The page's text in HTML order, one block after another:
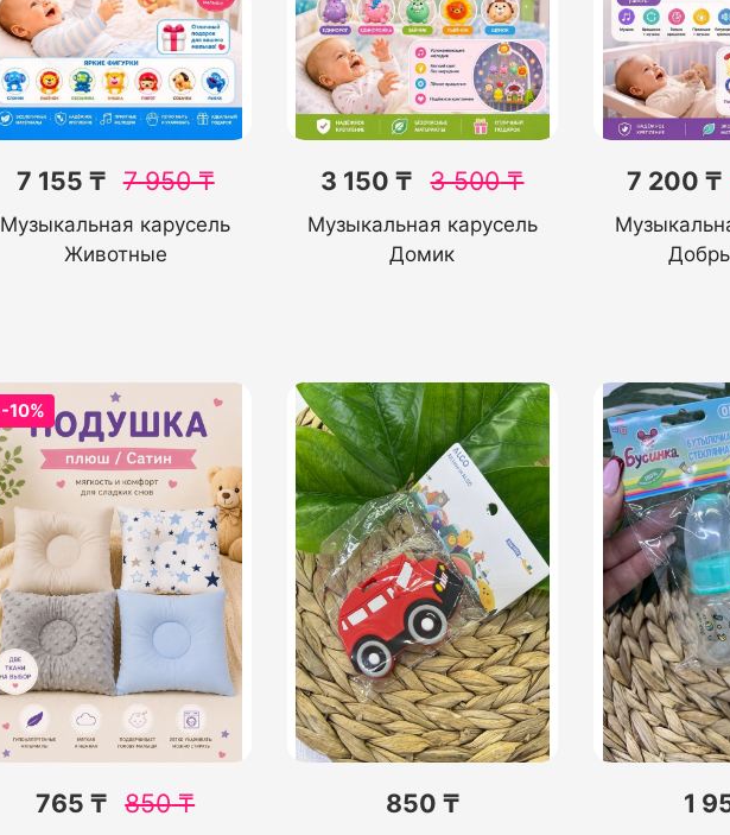
7 155 ₸ 7 950₸
Музыкальная карусель
Животные
3 150 ₸ 3 500₸
Музыкальная карусель
Домик
7 200 ₸
-10%
765 ₸ 850₸ 850 ₸ 1